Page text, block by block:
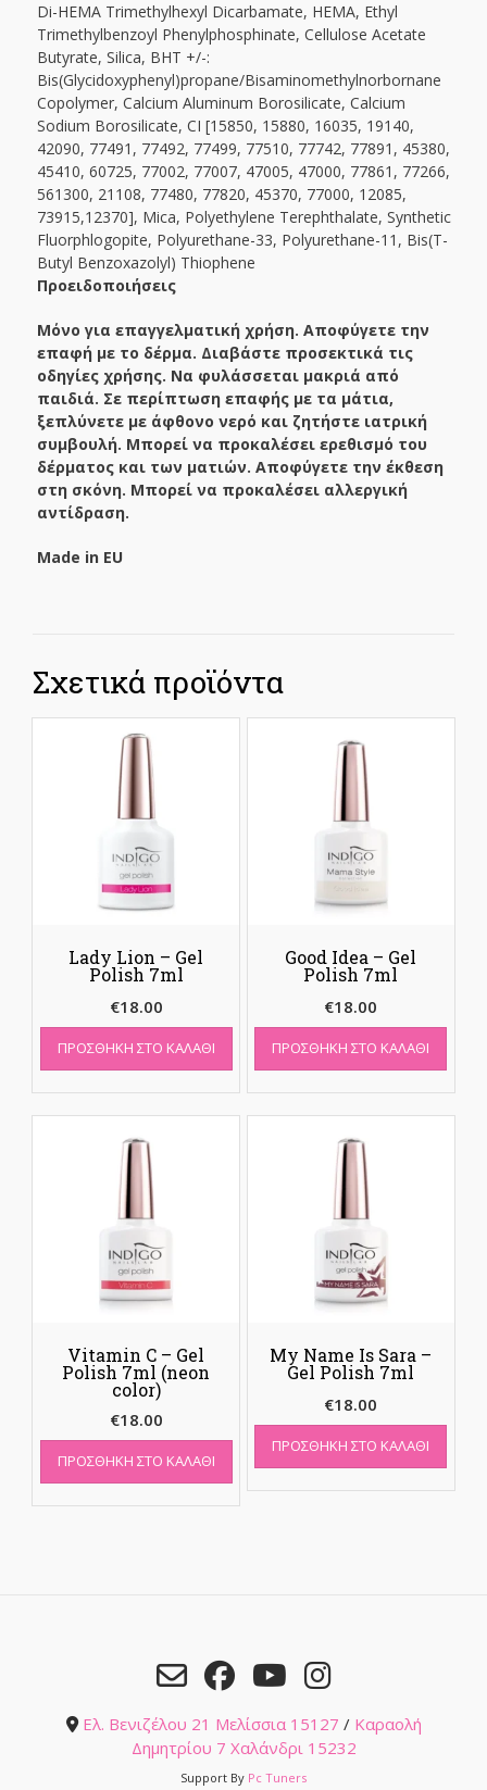
Di-HEMA Trimethylhexyl Dicarbamate, HEMA, Ethyl
Trimethylbenzoyl Phenylphosphinate, Cellulose Acetate
Butyrate, Silica, BHT +/-:
Bis(Glycidoxyphenyl)propane/Bisaminomethylnorbornane
Copolymer, Calcium Aluminum Borosilicate, Calcium
Sodium Borosilicate, CI [15850, 15880, 16035, 19140,
42090, 77491, 77492, 77499, 77510, 77742, 77891, 45380,
45410, 60725, 77002, 77007, 47005, 47000, 77861, 77266,
561300, 21108, 77480, 77820, 45370, 77000, 12085,
73915,12370], Mica, Polyethylene Terephthalate, Synthetic
Fluorphlogopite, Polyurethane-33, Polyurethane-11, Bis(T-
Butyl Benzoxazolyl) Thiophene
Προειδοποιήσεις
Μόνο για επαγγελματική χρήση. Αποφύγετε την
επαφή με το δέρμα. Διαβάστε προσεκτικά τις
οδηγίες χρήσης. Να φυλάσσεται μακριά από
παιδιά. Σε περίπτωση επαφής με τα μάτια,
ξεπλύνετε με άφθονο νερό και ζητήστε ιατρική
συμβουλή. Μπορεί να προκαλέσει ερεθισμό του
δέρματος και των ματιών. Αποφύγετε την έκθεση
στη σκόνη. Μπορεί να προκαλέσει αλλεργική
αντίδραση.
Made in EU
Σχετικά προϊόντα
Lady Lion – Gel
Polish 7ml
€18.00
ΠΡΟΣΘΉΚΗ ΣΤΟ ΚΑΛΆΘΙ
Good Idea – Gel
Polish 7ml
€18.00
ΠΡΟΣΘΉΚΗ ΣΤΟ ΚΑΛΆΘΙ
Vitamin C – Gel
Polish 7ml (neon
color)
€18.00
ΠΡΟΣΘΉΚΗ ΣΤΟ ΚΑΛΆΘΙ
My Name Is Sara –
Gel Polish 7ml
€18.00
ΠΡΟΣΘΉΚΗ ΣΤΟ ΚΑΛΆΘΙ
Ελ. Βενιζέλου 21 Μελίσσια 15127 / Καραολή
Δημητρίου 7 Χαλάνδρι 15232
Support By Pc Tuners